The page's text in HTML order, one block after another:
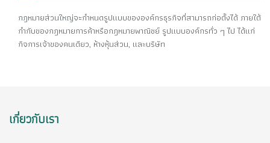
กฎหมายส่วนใหญ่จะกำหนดรูปแบบขององค์กรธุรกิจที่สามารถก่อตั้งได้ ภายใต้
กำกับของกฎหมายการค้าหรือกฎหมายพาณิชย์ รูปแบบองค์กรทั่ว ๆ ไป ได้แก่
กิจการเจ้าของคนเดียว, ห้างหุ้นส่วน, และบริษัท
เกี่ยวกับเรา